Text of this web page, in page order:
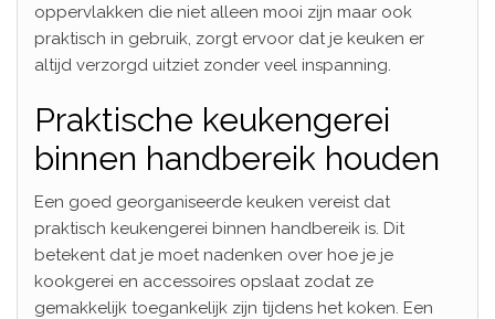
oppervlakken die niet alleen mooi zijn maar ook
praktisch in gebruik, zorgt ervoor dat je keuken er
altijd verzorgd uitziet zonder veel inspanning.
Praktische keukengerei
binnen handbereik houden
Een goed georganiseerde keuken vereist dat
praktisch keukengerei binnen handbereik is. Dit
betekent dat je moet nadenken over hoe je je
kookgerei en accessoires opslaat zodat ze
gemakkelijk toegankelijk zijn tijdens het koken. Een